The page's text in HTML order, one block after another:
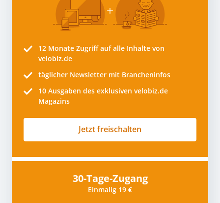
12 Monate Zugriff auf alle Inhalte von
velobiz.de
täglicher Newsletter mit Brancheninfos
10 Ausgaben des exklusiven velobiz.de
Magazins
Jetzt freischalten
30-Tage-Zugang
Einmalig 19 €